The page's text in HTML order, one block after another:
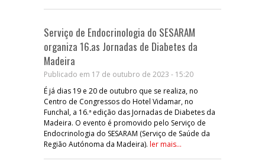
Serviço de Endocrinologia do SESARAM
organiza 16.as Jornadas de Diabetes da
Madeira
Publicado em 17 de outubro de 2023 - 15:20
É já dias 19 e 20 de outubro que se realiza, no
Centro de Congressos do Hotel Vidamar, no
Funchal, a 16.ª edição das Jornadas de Diabetes da
Madeira. O evento é promovido pelo Serviço de
Endocrinologia do SESARAM (Serviço de Saúde da
Região Autónoma da Madeira). ler mais...